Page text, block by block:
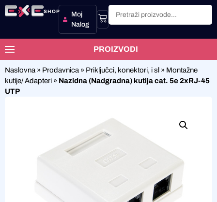
SHOP
Moj
Nalog
PROIZVODI
Naslovna » Prodavnica » Priključci, konektori, i sl » Montažne
kutije/ Adapteri » Nazidna (Nadgradna) kutija cat. 5e 2xRJ-45
UTP